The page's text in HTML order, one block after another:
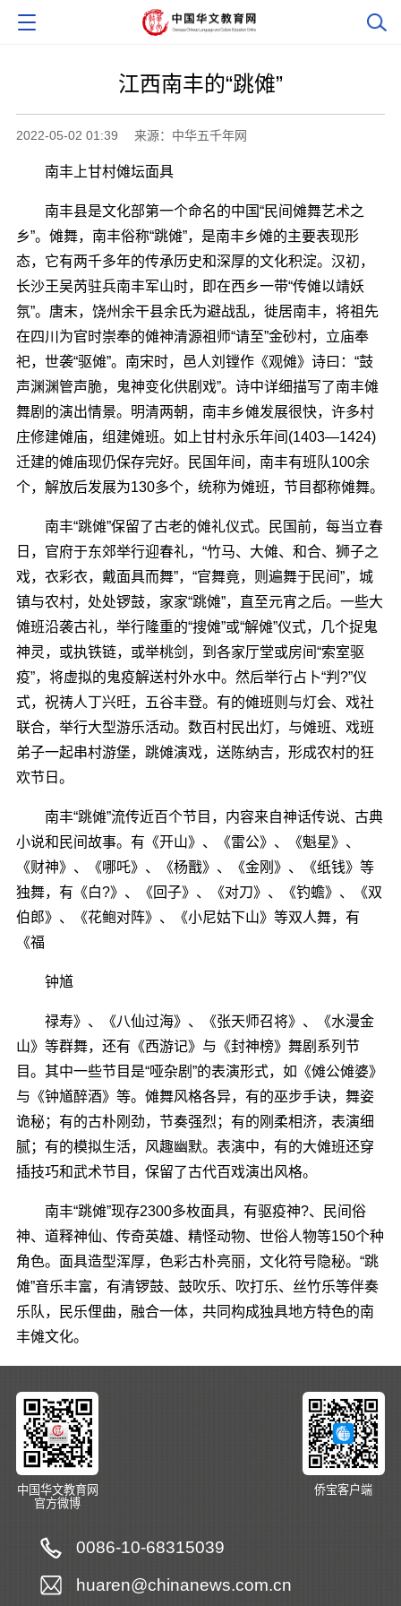
江西南丰的“跳傩”
2022-05-02 01:39 来源：中华五千年网
南丰上甘村傩坛面具
南丰县是文化部第一个命名的中国“民间傩舞艺术之
乡”。傩舞，南丰俗称“跳傩”，是南丰乡傩的主要表现形
态，它有两千多年的传承历史和深厚的文化积淀。汉初，
长沙王吴芮驻兵南丰军山时，即在西乡一带“传傩以靖妖
氛”。唐末，饶州余干县余氏为避战乱，徙居南丰，将祖先
在四川为官时崇奉的傩神清源祖师“请至”金砂村，立庙奉
祀，世袭“驱傩”。南宋时，邑人刘镗作《观傩》诗曰：“鼓
声渊渊管声脆，鬼神变化供剧戏”。诗中详细描写了南丰傩
舞剧的演出情景。明清两朝，南丰乡傩发展很快，许多村
庄修建傩庙，组建傩班。如上甘村永乐年间(1403―1424)
迁建的傩庙现仍保存完好。民国年间，南丰有班队100余
个，解放后发展为130多个，统称为傩班，节目都称傩舞。
南丰“跳傩”保留了古老的傩礼仪式。民国前，每当立春
日，官府于东郊举行迎春礼，“竹马、大傩、和合、狮子之
戏，衣彩衣，戴面具而舞”，“官舞竟，则遍舞于民间”，城
镇与农村，处处锣鼓，家家“跳傩”，直至元宵之后。一些大
傩班沿袭古礼，举行隆重的“搜傩”或“解傩”仪式，几个捉鬼
神灵，或执铁链，或举桃剑，到各家厅堂或房间“索室驱
疫”，将虚拟的鬼疫解送村外水中。然后举行占卜“判?”仪
式，祝祷人丁兴旺，五谷丰登。有的傩班则与灯会、戏社
联合，举行大型游乐活动。数百村民出灯，与傩班、戏班
弟子一起串村游堡，跳傩演戏，送陈纳吉，形成农村的狂
欢节日。
南丰“跳傩”流传近百个节目，内容来自神话传说、古典
小说和民间故事。有《开山》、《雷公》、《魁星》、
《财神》、《哪吒》、《杨戬》、《金刚》、《纸钱》等
独舞，有《白?》、《回子》、《对刀》、《钓蟾》、《双
伯郎》、《花鲍对阵》、《小尼姑下山》等双人舞，有
《福
钟馗
禄寿》、《八仙过海》、《张天师召将》、《水漫金
山》等群舞，还有《西游记》与《封神榜》舞剧系列节
目。其中一些节目是“哑杂剧”的表演形式，如《傩公傩婆》
与《钟馗醉酒》等。傩舞风格各异，有的巫步手诀，舞姿
诡秘；有的古朴刚劲，节奏强烈；有的刚柔相济，表演细
腻；有的模拟生活，风趣幽默。表演中，有的大傩班还穿
插技巧和武术节目，保留了古代百戏演出风格。
南丰“跳傩”现存2300多枚面具，有驱疫神?、民间俗
神、道释神仙、传奇英雄、精怪动物、世俗人物等150个种
角色。面具造型浑厚，色彩古朴亮丽，文化符号隐秘。“跳
傩”音乐丰富，有清锣鼓、鼓吹乐、吹打乐、丝竹乐等伴奏
乐队，民乐俚曲，融合一体，共同构成独具地方特色的南
丰傩文化。
中国华文教育网
官方微博
侨宝客户端
0086-10-68315039
huaren@chinanews.com.cn